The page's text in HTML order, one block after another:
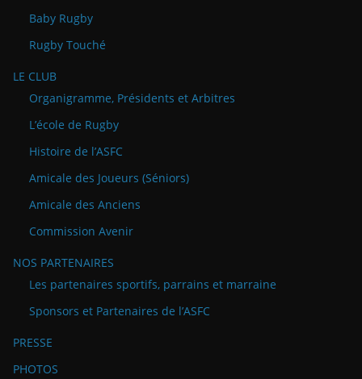
Baby Rugby
Rugby Touché
LE CLUB
Organigramme, Présidents et Arbitres
L’école de Rugby
Histoire de l’ASFC
Amicale des Joueurs (Séniors)
Amicale des Anciens
Commission Avenir
NOS PARTENAIRES
Les partenaires sportifs, parrains et marraine
Sponsors et Partenaires de l’ASFC
PRESSE
PHOTOS